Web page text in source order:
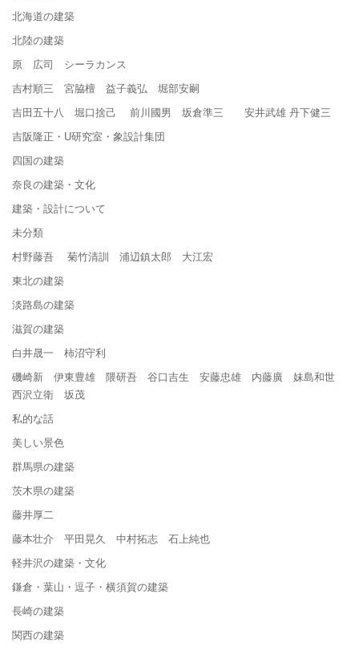
北海道の建築
北陸の建築
原 広司 シーラカンス
吉村順三 宮脇檀 益子義弘 堀部安嗣
吉田五十八 堀口捨己 前川國男 坂倉準三 安井武雄 丹下健三
吉阪隆正・U研究室・象設計集団
四国の建築
奈良の建築・文化
建築・設計について
未分類
村野藤吾 菊竹清訓 浦辺鎮太郎 大江宏
東北の建築
淡路島の建築
滋賀の建築
白井晟一 柿沼守利
磯崎新 伊東豊雄 隈研吾 谷口吉生 安藤忠雄 内藤廣 妹島和世
西沢立衛 坂茂
私的な話
美しい景色
群馬県の建築
茨木県の建築
藤井厚二
藤本壮介 平田晃久 中村拓志 石上純也
軽井沢の建築・文化
鎌倉・葉山・逗子・横須賀の建築
長崎の建築
関西の建築